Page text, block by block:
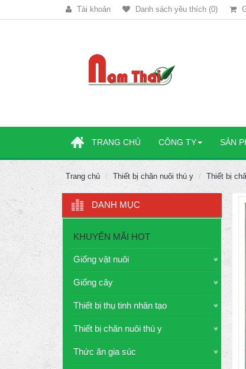
Tài khoản Danh sách yêu thích (0)
TRANG CHỦ CÔNG TY SẢN
Trang chủ Thiết bị chăn nuôi thú y Thiết bị
DANH MỤC
KHUYẾN MÃI HOT
Giống vật nuôi
Giống cây
Thiết bị thụ tinh nhân tạo
Thiết bị chăn nuôi thú y
Thức ăn gia súc